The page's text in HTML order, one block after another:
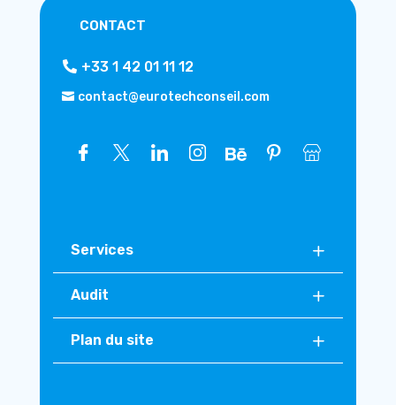
CONTACT
+33 1 42 01 11 12
contact@eurotechconseil.com
Services
Audit
Plan du site